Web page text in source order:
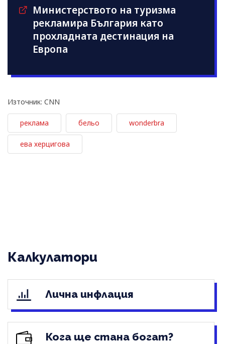
Министерството на туризма
рекламира България като
прохладната дестинация на
Европа
Източник: CNN
реклама бельо wonderbra
ева херцигова
Калкулатори
Лична инфлация
Кога ще стана богат?